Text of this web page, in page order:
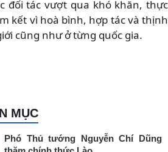
đối tác vượt qua khó khăn, thực
kết vì hoà bình, hợp tác và thịnh
cũng như ở từng quốc gia.
MỤC
Phó Thủ tướng Nguyễn Chí Dũng